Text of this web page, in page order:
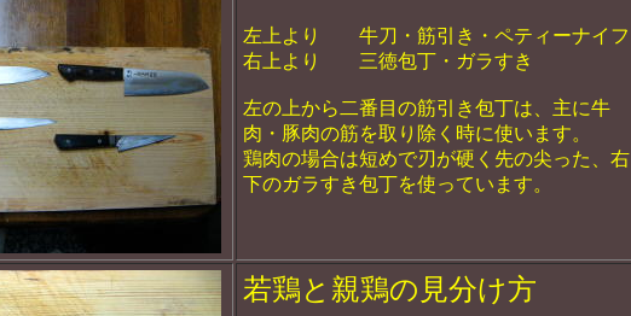
左上より 牛刀・筋引き・ペティーナイフ
右上より 三徳包丁・ガラすき
左の上から二番目の筋引き包丁は、主に牛
肉・豚肉の筋を取り除く時に使います。
鶏肉の場合は短めで刃が硬く先の尖った、右
下のガラすき包丁を使っています。
若鶏と親鶏の見分け方